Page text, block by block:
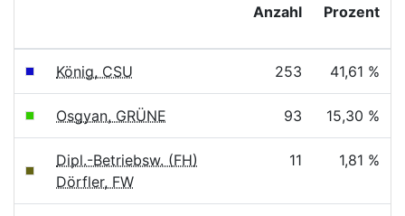
Anzahl Prozent
König, CSU 253 41,61 %
Osgyan, GRÜNE 93 15,30 %
Dipl.-Betriebsw. (FH)
Dörfler, FW
11 1,81 %